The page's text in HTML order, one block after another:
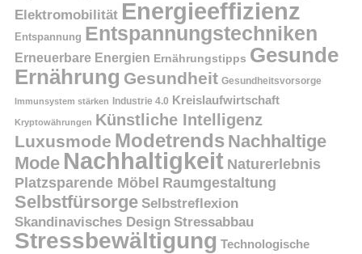
Elektromobilität Energieeffizienz
Entspannung Entspannungstechniken
Erneuerbare Energien Ernährungstipps Gesunde
Ernährung Gesundheit Gesundheitsvorsorge
Immunsystem stärken Industrie 4.0 Kreislaufwirtschaft
Kryptowährungen Künstliche Intelligenz
Luxusmode Modetrends Nachhaltige
Mode Nachhaltigkeit Naturerlebnis
Platzsparende Möbel Raumgestaltung
Selbstfürsorge Selbstreflexion
Skandinavisches Design Stressabbau
Stressbewältigung Technologische